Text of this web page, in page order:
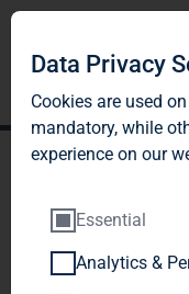
Data Privacy
Cookies are used
mandatory, while
experience on our
Essential
Analytics &